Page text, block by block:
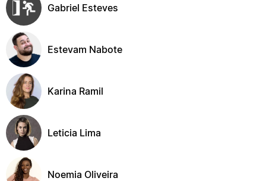
Gabriel Esteves
Estevam Nabote
Karina Ramil
Leticia Lima
Noemia Oliveira